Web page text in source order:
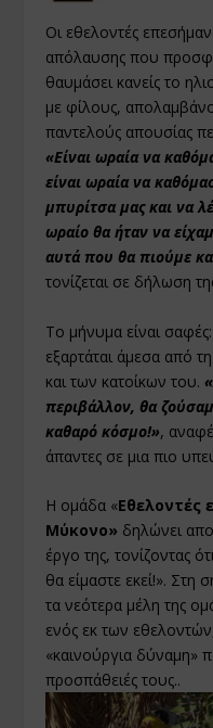
Οι εθελοντές
απόλαυσης που
θαυμάσει κανείς το
με φίλους,
παντελούς απουσίας
«Είναι ωραία να
είναι ωραία να
μπυρίτσα μας και να
ωραίο θα ήταν να
αυτά που θα πιούμε
τονίζεται σε δήλωση
Το μήνυμα είναι
εξαρτάται άμεσα από
και των κατοίκων του.
περιβάλλον, θα
καθαρό κόσμο!»,
άπαντες σε μια πιο
Η ομάδα «Εθελοντές
Μύκονο» δηλώνει
έργο της, τονίζοντας
θα είμαστε εκεί!». Στη
τα νεότερα μέλη της
ενός εκ των
«καινούργια δύναμη»
προσπάθειές τους..